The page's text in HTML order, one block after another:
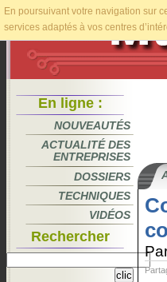
En poursuivant votre navigation sur
services adaptés à vos centres
En ligne :
NOUVEAUTÉS
ACTUALITÉ DES
ENTREPRISES
DOSSIERS
TECHNIQUES
VIDÉOS
Rechercher